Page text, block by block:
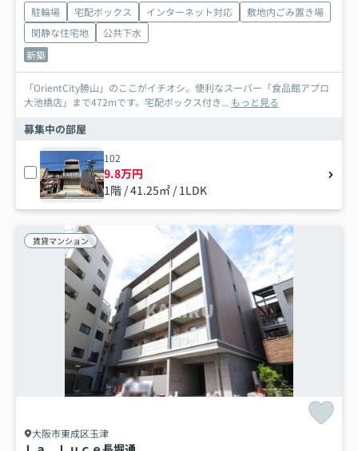
駐輪場 宅配ボックス インターネット対応
敷地内ごみ置き場
閑静な住宅地
公共下水
新築
「OrientCity勝山」のここがイチオシ。便利なスーパー「食品館アプロ
大池橋店」まで472mです。宅配ボックス付き... もっと見る
募集中の部屋
102
9.8万円
1階 / 41.25㎡ / 1LDK
賃貸マンション
大阪市東成区玉津